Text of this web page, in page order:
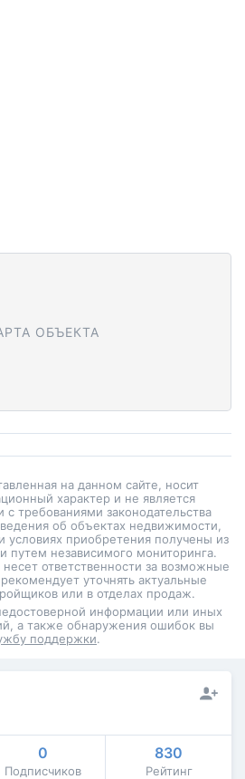
ОБЪЕКТА
на данном сайте, носит
характер и не является
с требованиями законодательства
об объектах недвижимости,
условиях приобретения получены из
путем независимого мониторинга.
ответственности за возможные
уточнять актуальные
или в отделах продаж.
информации или иных
а также обнаружения ошибок вы
поддержки.
0
Подписчиков
830
Рейтинг